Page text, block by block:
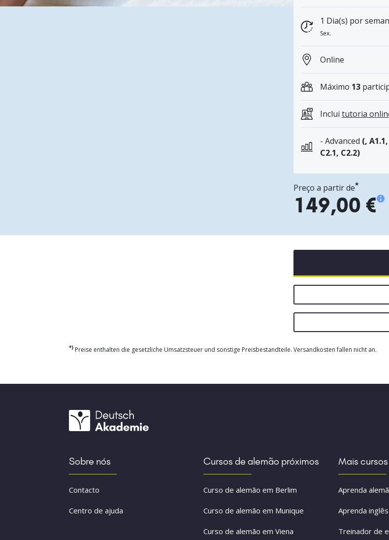
1 Dia(s) por
Sex.
Online
Máximo 13
Inclui tutoria
- Advanced (,
C2.1, C2.2)
Preço a partir de*
149,00 €
*)Preise enthalten die gesetzliche Umsatzsteuer und sonstige Preisbestandteile. Versandkosten fallen nicht an.
Sobre nós
Contacto
Centro de ajuda
Cursos de alemão próximos
Curso de alemão em Berlim
Curso de alemão em Munique
Curso de alemão em Viena
Mais cursos
Aprenda
Aprenda
Treinador de